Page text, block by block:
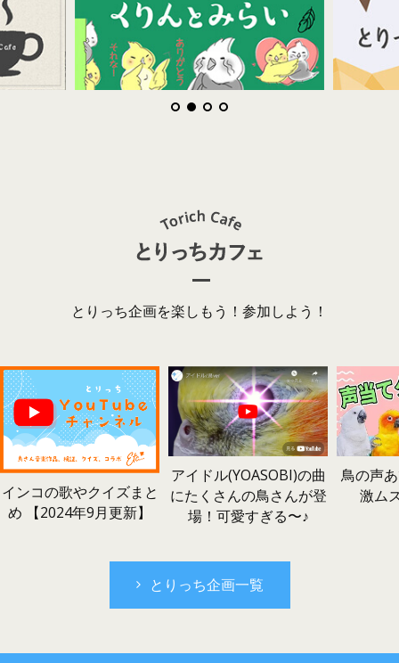
とりっち企画を楽しもう！参加しよう！
インコの歌やクイズまと
め 【2024年9月更新】
アイドル(YOASOBI)の曲
にたくさんの鳥さんが登
場！可愛すぎる〜♪
鳥の声
激ム
とりっち企画一覧